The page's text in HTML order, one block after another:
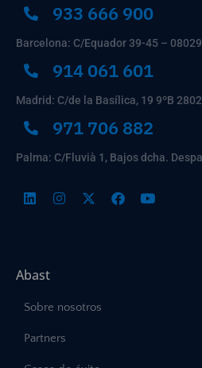
933 666 900
Barcelona: C/Equador 39-45 – 08029
914 061 601
Madrid: C/de la Basílica, 19 9ºB
971 706 882
Palma: C/Fluvià 1, Bajos dcha.
Abast
Sobre nosotros
Partners